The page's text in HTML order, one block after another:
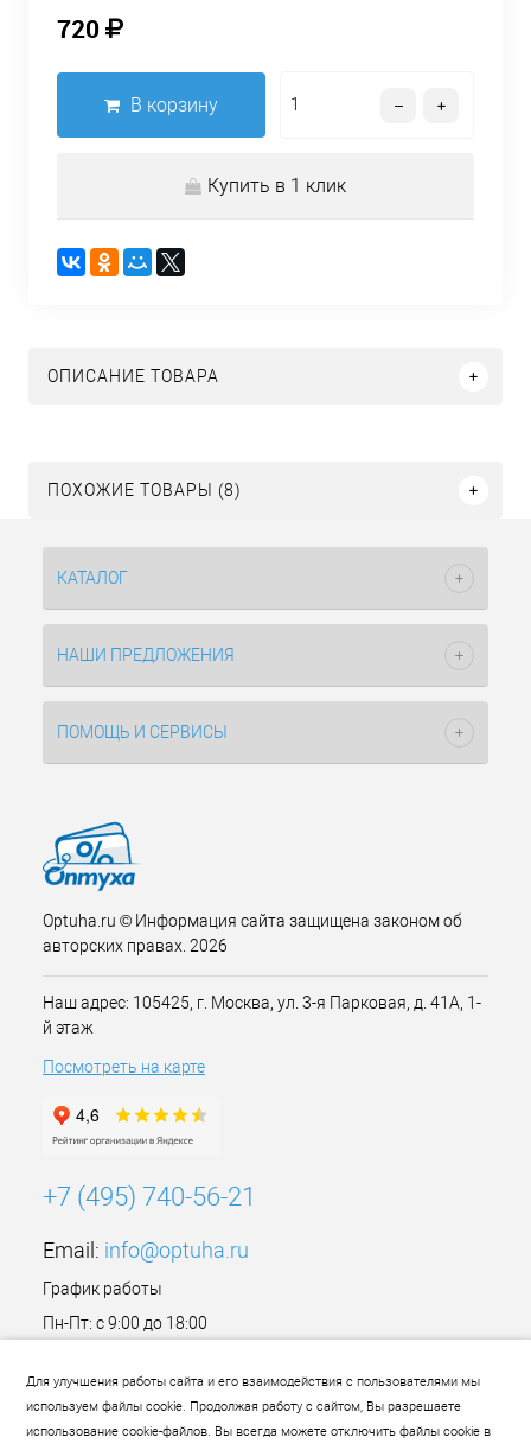
720
В корзину
Купить в 1 клик
ОПИСАНИЕ ТОВАРА
ПОХОЖИЕ ТОВАРЫ (8)
Для улучшения работы сайта и его взаимодействия с пользователями мы
используем файлы cookie. Продолжая работу с сайтом, Вы разрешаете
использование cookie-файлов. Вы всегда можете отключить файлы cookie в
КАТАЛОГ
НАШИ ПРЕДЛОЖЕНИЯ
ПОМОЩЬ И СЕРВИСЫ
Optuha.ru © Информация сайта защищена законом об
авторских правах. 2026
Наш адрес: 105425, г. Москва, ул. 3-я Парковая, д. 41А, 1-
й этаж
Посмотреть на карте
+7 (495) 740-56-21
Email: info@optuha.ru
График работы
Пн-Пт: с 9:00 до 18:00